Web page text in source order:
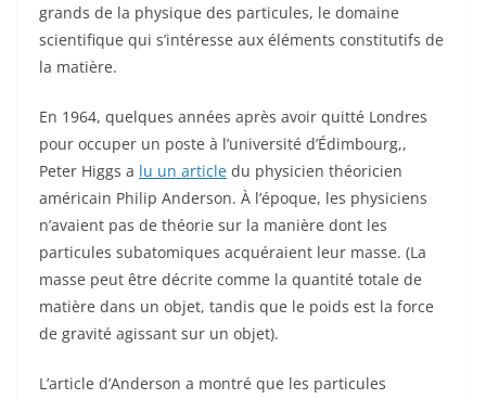
grands de la physique des particules, le domaine
scientifique qui s’intéresse aux éléments constitutifs de
la matière.
En 1964, quelques années après avoir quitté Londres
pour occuper un poste à l’université d’Édimbourg,,
Peter Higgs a lu un article du physicien théoricien
américain Philip Anderson. À l’époque, les physiciens
n’avaient pas de théorie sur la manière dont les
particules subatomiques acquéraient leur masse. (La
masse peut être décrite comme la quantité totale de
matière dans un objet, tandis que le poids est la force
de gravité agissant sur un objet).
L’article d’Anderson a montré que les particules